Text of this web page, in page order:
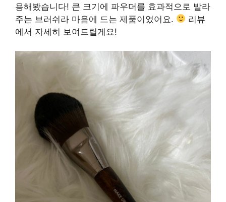
용해봤습니다! 큰 크기에 파우더를 효과적으로 발라
주는 브러쉬라 마음에 드는 제품이었어요.
리뷰
에서 자세히 보여드릴게요!